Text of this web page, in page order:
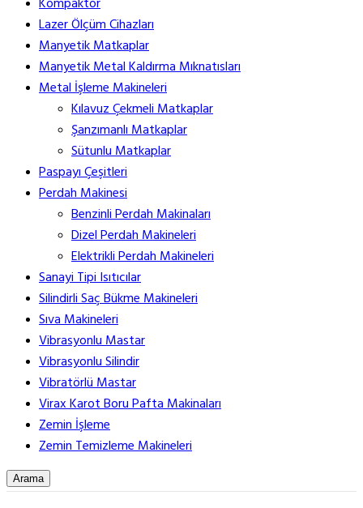
Lazer Ölçüm Cihazları
Manyetik Matkaplar
Manyetik Metal Kaldırma Mıknatısları
Metal İşleme Makineleri
Kılavuz Çekmeli Matkaplar
Şanzımanlı Matkaplar
Sütunlu Matkaplar
Paspayı Çeşitleri
Perdah Makinesi
Benzinli Perdah Makinaları
Dizel Perdah Makineleri
Elektrikli Perdah Makineleri
Sanayi Tipi Isıtıcılar
Silindirli Saç Bükme Makineleri
Sıva Makineleri
Vibrasyonlu Mastar
Vibrasyonlu Silindir
Vibratörlü Mastar
Virax Karot Boru Pafta Makinaları
Zemin İşleme
Zemin Temizleme Makineleri
Arama